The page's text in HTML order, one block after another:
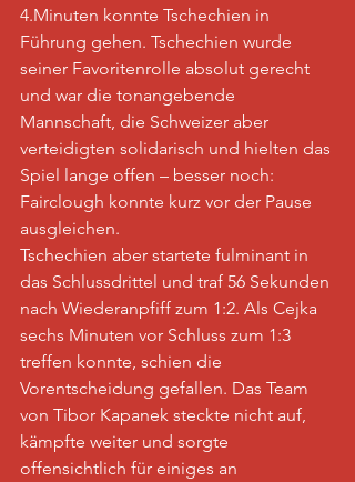
4.Minuten konnte Tschechien in
Führung gehen. Tschechien wurde
seiner Favoritenrolle absolut gerecht
und war die tonangebende
Mannschaft, die Schweizer aber
verteidigten solidarisch und hielten das
Spiel lange offen – besser noch:
Fairclough konnte kurz vor der Pause
ausgleichen.
Tschechien aber startete fulminant in
das Schlussdrittel und traf 56 Sekunden
nach Wiederanpfiff zum 1:2. Als Cejka
sechs Minuten vor Schluss zum 1:3
treffen konnte, schien die
Vorentscheidung gefallen. Das Team
von Tibor Kapanek steckte nicht auf,
kämpfte weiter und sorgte
offensichtlich für einiges an